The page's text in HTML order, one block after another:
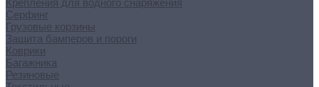
Серфинг
Грузовые корзины
Защита бамперов и пороги
Коврики
Багажника
Резиновые